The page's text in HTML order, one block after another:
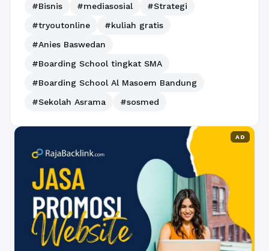
#Bisnis #mediasosial
#Strategi
#tryoutonline
#kuliah gratis
#Anies Baswedan
#Boarding School tingkat SMA
#Boarding School Al Masoem Bandung
#Sekolah Asrama
#sosmed
AD